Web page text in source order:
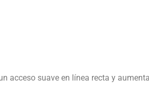
acceso suave en línea recta y